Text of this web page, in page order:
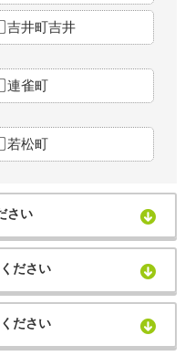
吉井町吉井
連雀町
若松町
さい
ださい
ださい